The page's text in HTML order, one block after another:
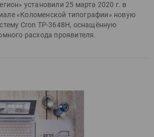
установили 25 марта 2020 г. в
«Коломенской типографии» новую
Cron TP-3648H, оснащённую
расхода проявителя.